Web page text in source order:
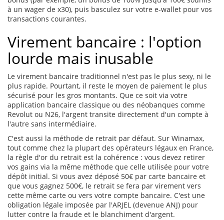
à un wager de x30), puis basculez sur votre e-wallet pour vos
transactions courantes.
Virement bancaire : l'option
lourde mais inusable
Le virement bancaire traditionnel n'est pas le plus sexy, ni le
plus rapide. Pourtant, il reste le moyen de paiement le plus
sécurisé pour les gros montants. Que ce soit via votre
application bancaire classique ou des néobanques comme
Revolut ou N26, l'argent transite directement d'un compte à
l'autre sans intermédiaire.
C'est aussi la méthode de retrait par défaut. Sur Winamax,
tout comme chez la plupart des opérateurs légaux en France,
la règle d'or du retrait est la cohérence : vous devez retirer
vos gains via la même méthode que celle utilisée pour votre
dépôt initial. Si vous avez déposé 50€ par carte bancaire et
que vous gagnez 500€, le retrait se fera par virement vers
cette même carte ou vers votre compte bancaire. C'est une
obligation légale imposée par l'ARJEL (devenue ANJ) pour
lutter contre la fraude et le blanchiment d'argent.